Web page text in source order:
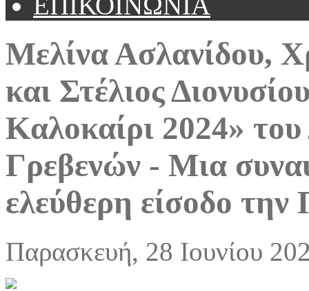
Μελίνα Ασλανίδου,
και Στέλιος
Καλοκαίρι 2024»
Γρεβενών - Μια
ελεύθερη είσοδο την
Παρασκευή, 28 Ιουνίου